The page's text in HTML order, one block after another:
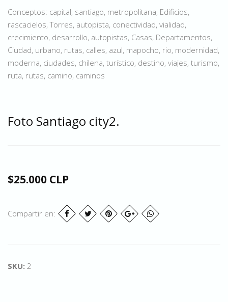
Conceptos: capital, santiago, metropolitana, Edificios,
rascacielos, Torres, autopista, conectividad, vialidad,
crecimiento, desarrollo, autopistas, Casas, Departamentos,
Ciudad, urbano, rutas, calles, azul, mapocho, rio, modernidad,
moderna, ciudades, chilena, turístico, destino, viajes, turismo,
ruta, rutas, camino, caminos
Foto Santiago city2.
$25.000 CLP
Compartir en:
SKU: 2